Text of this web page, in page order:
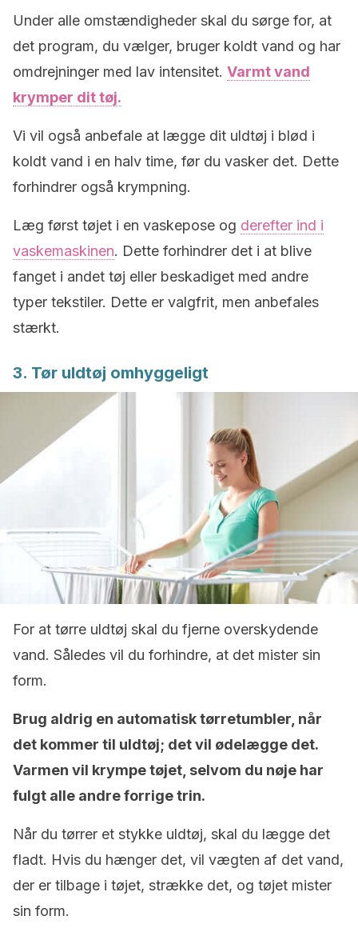
Under alle omstændigheder skal du sørge for, at
det program, du vælger, bruger koldt vand og har
omdrejninger med lav intensitet. Varmt vand
krymper dit tøj.
Vi vil også anbefale at lægge dit uldtøj i blød i
koldt vand i en halv time, før du vasker det. Dette
forhindrer også krympning.
Læg først tøjet i en vaskepose og derefter ind i
vaskemaskinen. Dette forhindrer det i at blive
fanget i andet tøj eller beskadiget med andre
typer tekstiler. Dette er valgfrit, men anbefales
stærkt.
3. Tør uldtøj omhyggeligt
For at tørre uldtøj skal du fjerne overskydende
vand. Således vil du forhindre, at det mister sin
form.
Brug aldrig en automatisk tørretumbler, når
det kommer til uldtøj; det vil ødelægge det.
Varmen vil krympe tøjet, selvom du nøje har
fulgt alle andre forrige trin.
Når du tørrer et stykke uldtøj, skal du lægge det
fladt. Hvis du hænger det, vil vægten af ​​det vand,
der er tilbage i tøjet, strække det, og tøjet mister
sin form.